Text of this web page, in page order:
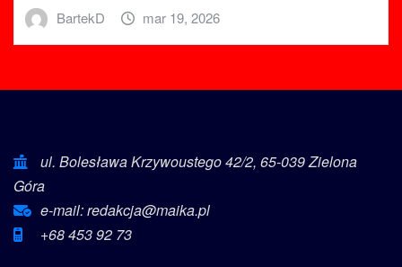
BartekD mar 19, 2026
ul. Bolesława Krzywoustego 42/2, 65-039 Zielona
Góra
e-mail: redakcja@maika.pl
+68 453 92 73